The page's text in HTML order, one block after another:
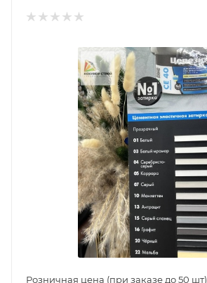
Розничная цена (при заказе до 50 шт)